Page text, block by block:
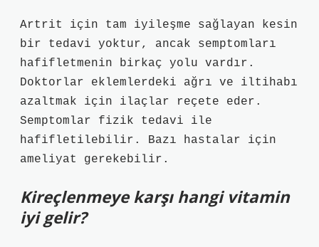
Artrit için tam iyileşme sağlayan kesin
bir tedavi yoktur, ancak semptomları
hafifletmenin birkaç yolu vardır.
Doktorlar eklemlerdeki ağrı ve iltihabı
azaltmak için ilaçlar reçete eder.
Semptomlar fizik tedavi ile
hafifletilebilir. Bazı hastalar için
ameliyat gerekebilir.
Kireçlenmeye karşı hangi vitamin
iyi gelir?